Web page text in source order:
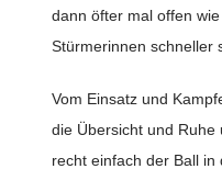
dann öfter mal offen
Stürmerinnen schneller
Vom Einsatz und
die Übersicht und Ruhe
recht einfach der Ball